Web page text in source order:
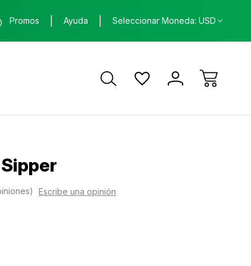
física en Santa Ana, Costa Rica
Promos Ayuda Seleccionar Moneda: USD
Escribe una opinión